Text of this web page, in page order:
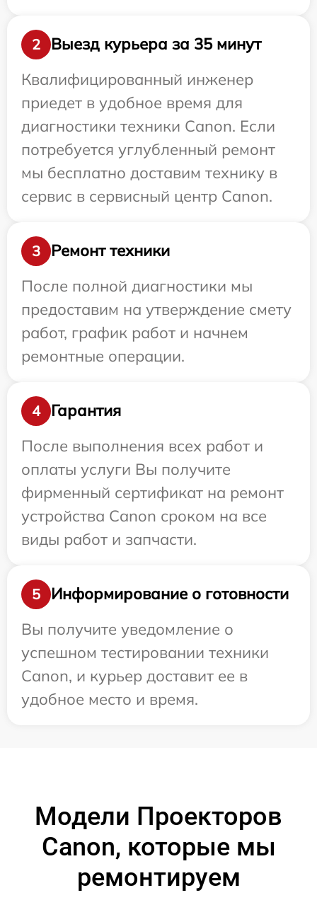
2
Выезд курьера за 35 минут
Квалифицированный инженер
приедет в удобное время для
диагностики техники Canon. Если
потребуется углубленный ремонт
мы бесплатно доставим технику в
сервис в сервисный центр Canon.
3
Ремонт техники
После полной диагностики мы
предоставим на утверждение смету
работ, график работ и начнем
ремонтные операции.
4
Гарантия
После выполнения всех работ и
оплаты услуги Вы получите
фирменный сертификат на ремонт
устройства Canon сроком на все
виды работ и запчасти.
5
Информирование о готовности
Вы получите уведомление о
успешном тестировании техники
Canon, и курьер доставит ее в
удобное место и время.
Модели Проекторов
Canon, которые мы
ремонтируем